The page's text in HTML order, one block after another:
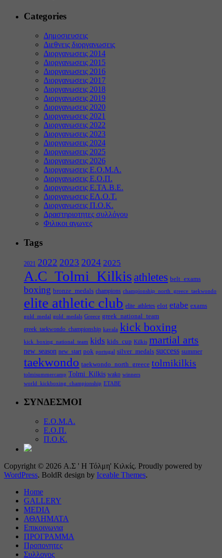
Categories
Δημοσιευσεις
Διεθνεις διοργανωσεις
Διοργανωσεις 2014
Διοργανωσεις 2015
Διοργανωσεις 2016
Διοργανωσεις 2017
Διοργανωσεις 2018
Διοργανωσεις 2019
Διοργανωσεις 2020
Διοργανωσεις 2021
Διοργανωσεις 2022
Διοργανωσεις 2023
Διοργανωσεις 2024
Διοργανωσεις 2025
Διοργανωσεις 2026
Διοργανωσεις Ε.Ο.Μ.Α.
Διοργανωσεις Ε.Ο.Π.
Διοργανωσεις Ε.ΤΑ.Β.Ε.
Διοργανωσεις ΕΛ.Ο.Τ.
Διοργανωσεις Π.Ο.Κ.
Δραστηριοτητες συλλόγου
Φιλικοι αγωνες
Tags
2021 2022 2023 2024 2025
A.C_Tolmi_Kilkis athletes belt_exams
boxing bronze_medals champions championship_north_greece_taekwondo
elite athletic club elite_athletes elot etabe exams
gold_medal gold_medals Greece greek_national_team
greek_taekwondo_championship kavala kick boxing
kick_boxing_national_team kids kids_cup Kilkis martial arts
new_season new_start pok portugal silver_medals success summer
taekwondo taekwondo_north_greece tolmikilkis
tolmisummercamp Tolmi_Kilkis wako winners
world_kickboxing_championship ΕΤΑΒΕ
ΣΥΝΔΕΣΜΟΙ
Ε.Ο.Μ.Α.
Ε.Ο.Π.
Π.Ο.Κ.
Copyright © 2026 Α.Σ ' Η Τόλμη' Κιλκίς. Proudly powered by
WordPress. BoldR design by Iceable Themes.
Home
GALLERY
MEDIA
ΑΘΛΗΜΑΤΑ
Επικοινωνια
ΠΡΟΓΡΑΜΜΑ
Προπονητες
Συλλογος